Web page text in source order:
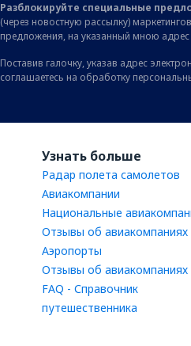
Разблокируйте специальные
(через новостную рассылку)
предложения, на указанный мною
Поставив галочку, указав адрес
соглашаетесь на обработку
Узнать больше
Радар полета самолетов
Авиакомпании
Национальные
Отзывы об авиакомпаниях
Аэропорты
Отзывы об авиакомпаниях
FAQ - Справочник
путешественника